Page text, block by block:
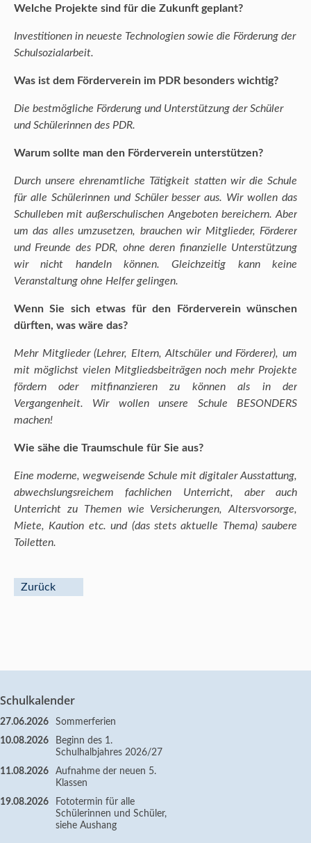
Welche Projekte sind für die Zukunft geplant?
Investitionen in neueste Technologien sowie die Förderung der
Schulsozialarbeit.
Was ist dem Förderverein im PDR besonders wichtig?
Die bestmögliche Förderung und Unterstützung der Schüler
und Schülerinnen des PDR.
Warum sollte man den Förderverein unterstützen?
Durch unsere ehrenamtliche Tätigkeit statten wir die Schule
für alle Schülerinnen und Schüler besser aus. Wir wollen das
Schulleben mit außerschulischen Angeboten bereichern. Aber
um das alles umzusetzen, brauchen wir Mitglieder, Förderer
und Freunde des PDR, ohne deren finanzielle Unterstützung
wir nicht handeln können. Gleichzeitig kann keine
Veranstaltung ohne Helfer gelingen.
Wenn Sie sich etwas für den Förderverein wünschen
dürften, was wäre das?
Mehr Mitglieder (Lehrer, Eltern, Altschüler und Förderer), um
mit möglichst vielen Mitgliedsbeiträgen noch mehr Projekte
fördern oder mitfinanzieren zu können als in der
Vergangenheit. Wir wollen unsere Schule BESONDERS
machen!
Wie sähe die Traumschule für Sie aus?
Eine moderne, wegweisende Schule mit digitaler Ausstattung,
abwechslungsreichem fachlichen Unterricht, aber auch
Unterricht zu Themen wie Versicherungen, Altersvorsorge,
Miete, Kaution etc. und (das stets aktuelle Thema) saubere
Toiletten.
Zurück
Schulkalender
27.06.2026
Sommerferien
10.08.2026
Beginn des 1.
Schulhalbjahres 2026/27
11.08.2026
Aufnahme der neuen 5.
Klassen
19.08.2026
Fototermin für alle
Schülerinnen und Schüler,
siehe Aushang